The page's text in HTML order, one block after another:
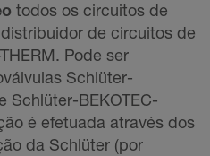
todos os circuitos de
de circuitos de
Pode ser
Schlüter-
Schlüter-BEKOTEC-
é efetuada através dos
da Schlüter (por